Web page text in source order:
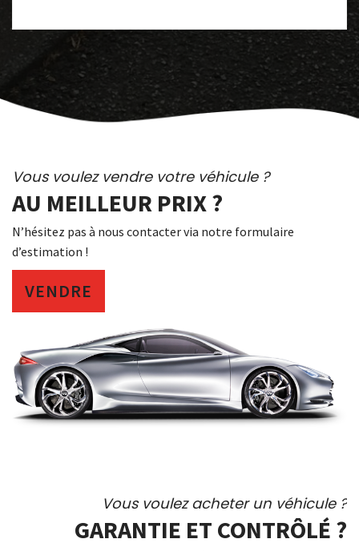
Vous voulez vendre votre véhicule ?
AU MEILLEUR PRIX ?
N’hésitez pas à nous contacter via notre formulaire
d’estimation !
VENDRE
Vous voulez acheter un véhicule ?
GARANTIE ET CONTRÔLÉ ?